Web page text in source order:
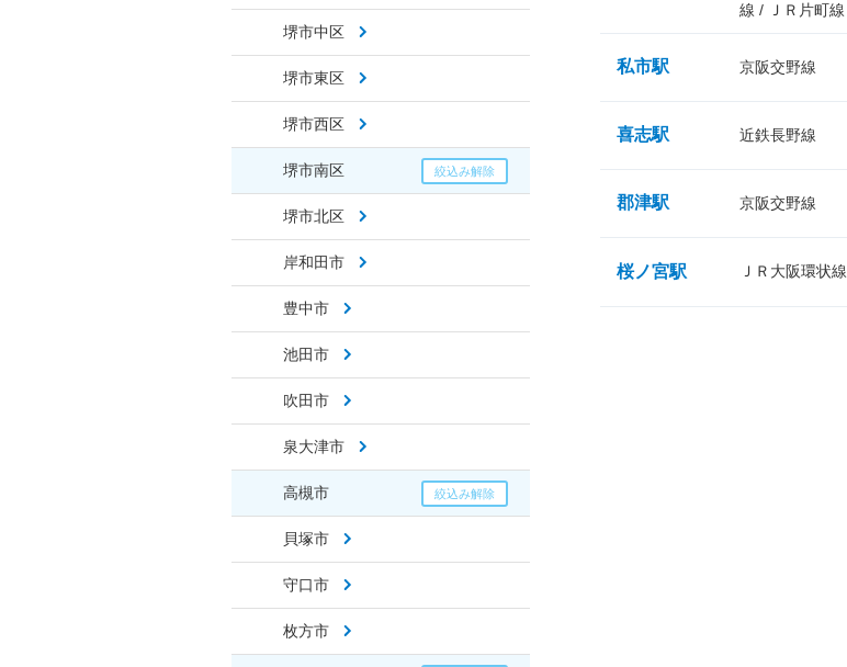
堺市中区
堺市東区
堺市西区
堺市南区
堺市北区
岸和田市
豊中市
池田市
吹田市
泉大津市
高槻市
貝塚市
守口市
枚方市
線 / ＪＲ片町線
私市駅 京阪交野線
喜志駅 近鉄長野線
郡津駅 京阪交野線
桜ノ宮駅 ＪＲ大阪環状線